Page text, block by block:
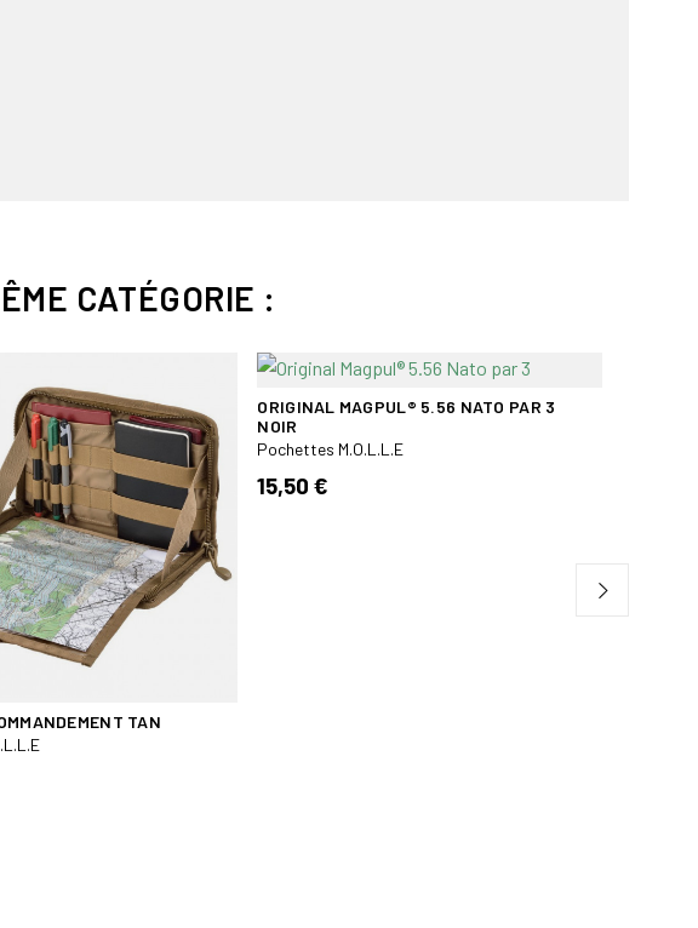
CATÉGORIE :
TAN
ORIGINAL MAGPUL® 5.56 NATO PAR 3
NOIR
Pochettes M.O.L.L.E
15,50 €